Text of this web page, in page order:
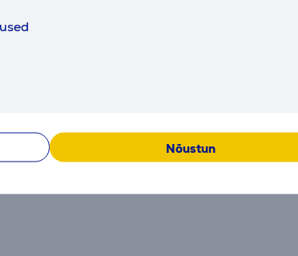
Nõustun
avaneb võimalus anda enda panus ja jätta